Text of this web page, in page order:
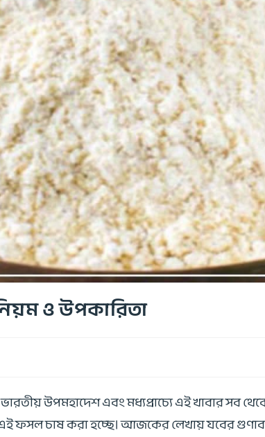
ও উপকারিতা
উপমহাদেশ এবং মধ্যপ্রাচ্যে এই খাবার সব
ফসল চাষ করা হচ্ছে। আজকের লেখায় যবের